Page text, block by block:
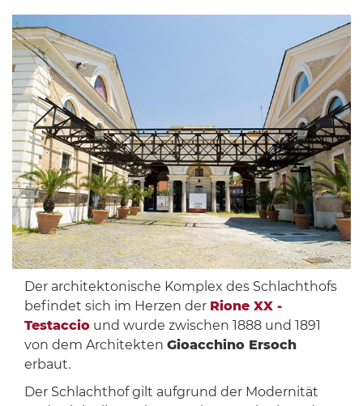
Der architektonische Komplex des Schlachthofs
befindet sich im Herzen der Rione XX -
Testacciound wurde zwischen 1888 und 1891
von dem Architekten Gioacchino Ersoch
erbaut.
Der Schlachthof gilt aufgrund der Modernität